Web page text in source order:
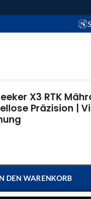
X3 RTK
Präzision |
DEN WARENKORB